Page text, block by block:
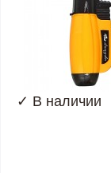
✓ В наличии